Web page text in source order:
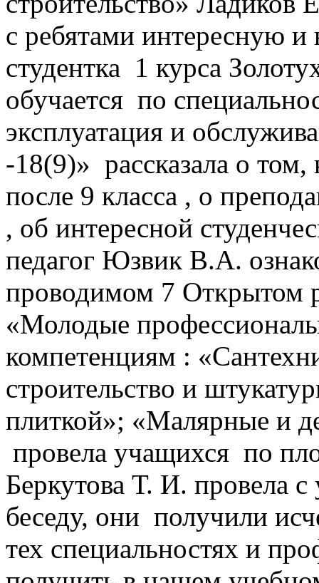
с ребятами интересную
студентка 1 курса
обучается по
эксплуатация и
-18(9)» рассказала о том,
после 9 класса , о
, об интересной
педагог Юзвик В.А.
проводимом 7 Открытом
«Молодые
компетенциям :
строительство и
плиткой»; «Малярные и
провела учащихся по
Беркутова Т. И. провела
беседу, они получили
тех специальностях и